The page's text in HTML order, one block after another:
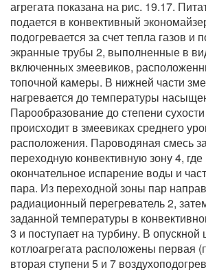
агрегата показана на рис. 19.17.
подается в конвективный
подогревается за счет тепла газов и
экранные трубы 2, выполненные в
включенных змеевиков,
топочной камеры. В нижней части
нагревается до температуры
Парообразование до степени
происходит в змеевиках среднего
расположения. Пароводяная смесь
переходную конвективную зону 4,
окончательное испарение воды и
пара. Из переходной зоны пар
радиационный перегреватель 2,
заданной температуры в
3 и поступает на турбину. В опускной
котлоагрегата расположены первая
вторая ступени 5 и 7